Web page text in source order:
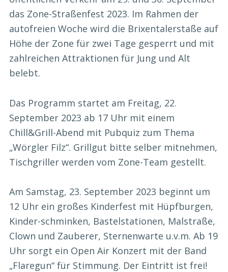
das Zone-Straßenfest 2023. Im Rahmen der
autofreien Woche wird die Brixentalerstaße auf
Höhe der Zone für zwei Tage gesperrt und mit
zahlreichen Attraktionen für Jung und Alt
belebt.
Das Programm startet am Freitag, 22.
September 2023 ab 17 Uhr mit einem
Chill&Grill-Abend mit Pubquiz zum Thema
„Wörgler Filz“. Grillgut bitte selber mitnehmen,
Tischgriller werden vom Zone-Team gestellt.
Am Samstag, 23. September 2023 beginnt um
12 Uhr ein großes Kinderfest mit Hüpfburgen,
Kinder-schminken, Bastelstationen, Malstraße,
Clown und Zauberer, Sternenwarte u.v.m. Ab 19
Uhr sorgt ein Open Air Konzert mit der Band
„Flaregun“ für Stimmung. Der Eintritt ist frei!